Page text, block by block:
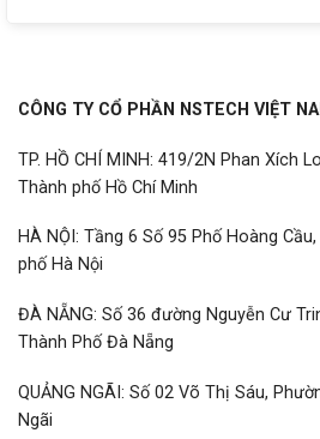
CÔNG TY CỔ PHẦN NSTECH VIỆT
TP. HỒ CHÍ MINH: 419/2N Phan Xích
Thành phố Hồ Chí Minh
HÀ NỘI: Tầng 6 Số 95 Phố Hoàng
phố Hà Nội
ĐÀ NẴNG: Số 36 đường Nguyễn Cư
Thành Phố Đà Nẵng
QUẢNG NGÃI: Số 02 Võ Thị Sáu,
Ngãi